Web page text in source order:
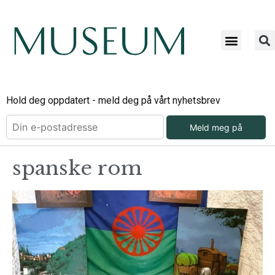
Hold deg oppdatert - meld deg på vårt nyhetsbrev
Meld meg på
spanske rom